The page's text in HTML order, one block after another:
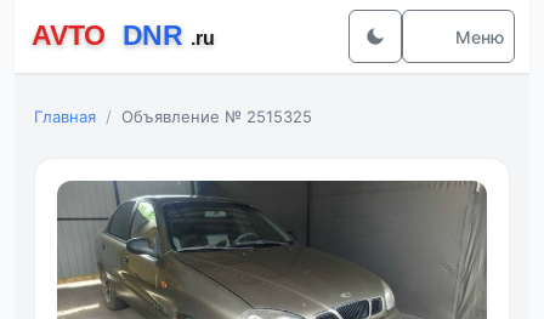
Меню
Главная Объявление № 2515325